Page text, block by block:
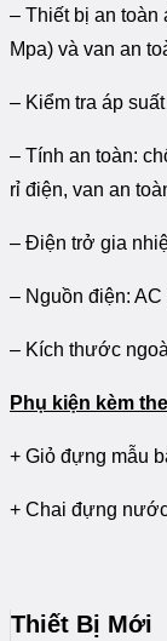
– Thiết bị an toàn
Mpa) và van an
– Kiểm tra áp
– Tính an toàn:
rỉ điện, van an
– Điện trở gia
– Nguồn điện: AC
– Kích thước
Phụ kiện kèm
+ Giỏ đựng mẫu
+ Chai đựng
Thiết Bị Mới